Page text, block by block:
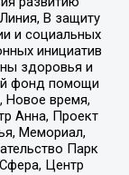
В защиту
и социальных
инициатив
здоровья и
фонд помощи
Новое время,
Анна, Проект
Мемориал,
Парк
Центр